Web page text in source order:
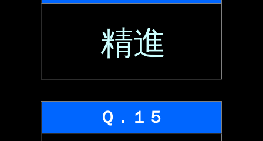
精進
Ｑ．１５